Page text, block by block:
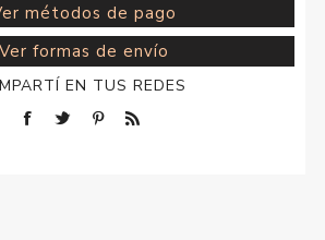
métodos de pago
Ver formas de envío
EN TUS REDES